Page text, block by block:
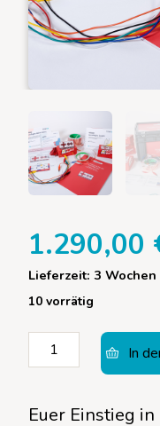
1.290,00
Lieferzeit: 3
10 vorrätig
TüftelBox
Edu
Programmieren
In
Euer Einstieg